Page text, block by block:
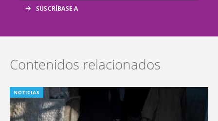
Contenidos relacionados
NOTICIAS